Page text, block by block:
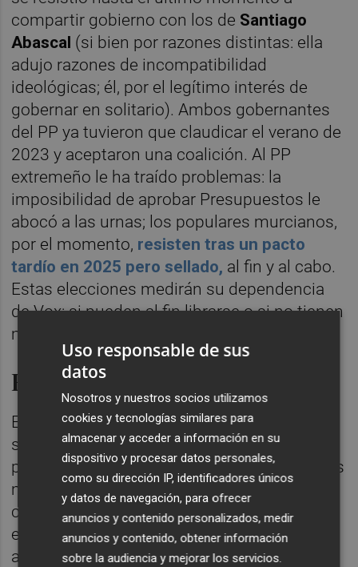
compartir gobierno con los de Santiago
Abascal (si bien por razones distintas: ella
adujo razones de incompatibilidad
ideológicas; él, por el legítimo interés de
gobernar en solitario). Ambos gobernantes
del PP ya tuvieron que claudicar el verano de
2023 y aceptaron una coalición. Al PP
extremeño le ha traído problemas: la
imposibilidad de aprobar Presupuestos le
abocó a las urnas; los populares murcianos,
por el momento, resisten tras un pacto
tardío en 2025 pero sellado, al fin y al cabo.
Estas elecciones medirán su dependencia
de Vox: si pueden al fin librarse o si no tienen
más remedio que quedar encadenados.
El test del algodón de Vox
Es la hora de la verdad de Vox. Desde su
salida de los Gobiernos autonómicos, el
partido, y pese a los titubeos de los primeros
meses en la oposición, comenzó una espiral
creciente en las encuestas. El cénit llegó
este verano, con Vox en el centro de la
actualidad informativa, con los casos de
Uso responsable de sus
datos
Nosotros y nuestros socios utilizamos
cookies y tecnologías similares para
almacenar y acceder a información en su
dispositivo y procesar datos personales,
como su dirección IP, identificadores únicos
y datos de navegación, para ofrecer
anuncios y contenido personalizados, medir
anuncios y contenido, obtener información
sobre la audiencia y mejorar los servicios.